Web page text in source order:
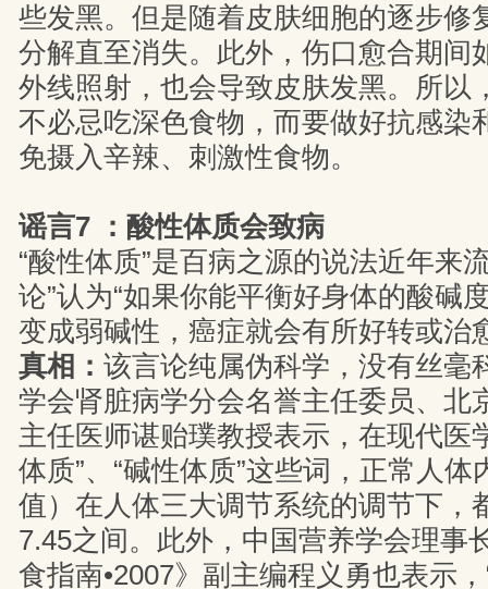
些发黑。但是随着皮肤细胞的逐步修
分解直至消失。此外，伤口愈合期间
外线照射，也会导致皮肤发黑。所以
不必忌吃深色食物，而要做好抗感染
免摄入辛辣、刺激性食物。
谣言7 ：酸性体质会致病
“酸性体质”是百病之源的说法近年来
论”认为“如果你能平衡好身体的酸碱
变成弱碱性，癌症就会有所好转或治
真相： 该言论纯属伪科学，没有丝毫
学会肾脏病学分会名誉主任委员、北
主任医师谌贻璞教授表示，在现代医
体质”、“碱性体质”这些词，正常人
值）在人体三大调节系统的调节下，
7.45之间。此外，中国营养学会理事
食指南•2007》副主编程义勇也表示